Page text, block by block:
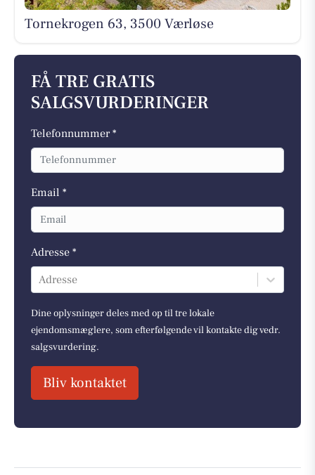
Tornekrogen 63, 3500 Værløse
FÅ TRE GRATIS
SALGSVURDERINGER
Telefonnummer *
Email *
Adresse *
Adresse
Dine oplysninger deles med op til tre lokale
ejendomsmæglere, som efterfølgende vil kontakte dig vedr.
salgsvurdering.
Bliv kontaktet